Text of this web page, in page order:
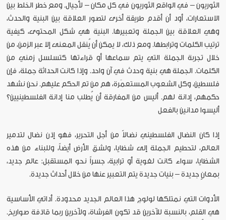
الثوريون – في الواقع الثوريون في كل مكان – لأجيال. ومع خطر الخلط بين
الاستعارات، أود أن أقدم طريقة أخرى لتصور العلاقة بين البنية والحدث،
وهي العلاقة بين الجملة وتعبيرها. البنية هي شكل المحتوى، كيفية
ترتيب الكلمات وترابطها. ومع ذلك، لا يمكن أن يُنقل المعنى إلا عبر الزمن، من
خلال تجربة الجملة التي يتم سماعها أو قراءتها كتسلسل زمني من
الكلمات. الجملة هي بنية وحدث في آن واحد. وإذا كانت الحداثة جملة، فإن
فلسطين، وكل الشعوب المستعمَرة، هم من تم الحكم عليهم. نحن نشهد
حكمهم، إدانة لهم. أليس من المفارقة أن يُطلب منا إدانة الفلسطينيين؟
أليسوا مدانين بالفعل
إذا كان النضال الفلسطيني نضالاً من أجل التحرير، فهو إذن نضال لتدمير
العالم، لتحطيم الجملة إلى شظايا، ولشق الأرض أيضاً، وللبناء من هذه
الشظايا، سواء كانت لغوية أو ترابية، جسراً نحو المستقبل: عالم جديد،
بمعانٍ جديدة – بنيات جديدة يتم التعبير عنها من خلال أحداث جديدة.
الأدوات التي نمتلكها لولوج هذا العالم الجديد محدودة. أداتي الأساسية
هي القلم، بالنسبة للآخرين قد تكون الفرشاة، ولآخرين ربما قاذفة صواريخ.